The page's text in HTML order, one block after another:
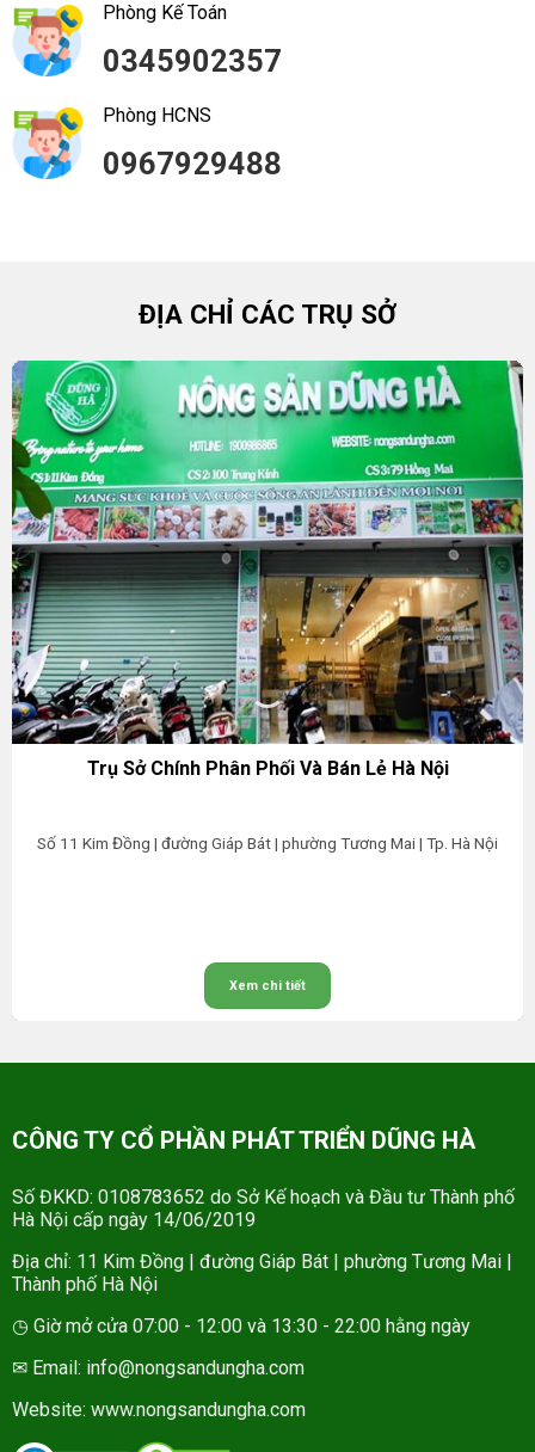
Phòng Kế Toán
0345902357
Phòng HCNS
0967929488
ĐỊA CHỈ CÁC TRỤ SỞ
Trụ Sở Chính Phân Phối Và Bán Lẻ Hà Nội
Số 11 Kim Đồng | đường Giáp Bát | phường Tương Mai | Tp. Hà Nội
Xem chi tiết
CÔNG TY CỔ PHẦN PHÁT TRIỂN DŨNG HÀ
Số ĐKKD: 0108783652 do Sở Kế hoạch và Đầu tư Thành phố
Hà Nội cấp ngày 14/06/2019
Địa chỉ: 11 Kim Đồng | đường Giáp Bát | phường Tương Mai |
Thành phố Hà Nội
◷ Giờ mở cửa 07:00 - 12:00 và 13:30 - 22:00 hằng ngày
✉ Email: info@nongsandungha.com
Website: www.nongsandungha.com